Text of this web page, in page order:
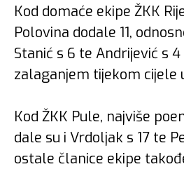
Kod domaće ekipe ŽKK
Polovina dodale 11,
Stanić s 6 te Andrijević s
zalaganjem tijekom cijele
Kod ŽKK Pule, najviše
dale su i Vrdoljak s 17 te
ostale članice ekipe